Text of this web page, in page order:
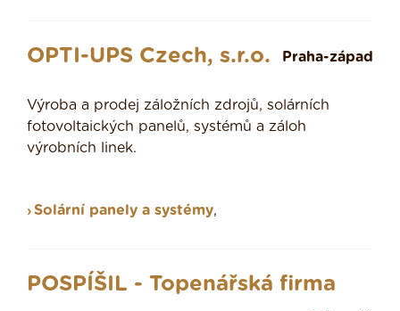
OPTI-UPS Czech, s.r.o. Praha-západ
Výroba a prodej záložních zdrojů, solárních
fotovoltaických panelů, systémů a záloh
výrobních linek.
Solární panely a systémy,
POSPÍŠIL - Topenářská firma